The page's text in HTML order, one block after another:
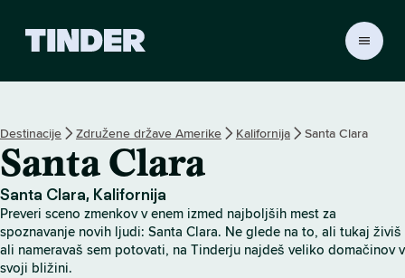
r
D
o
m
o
v
Destinacije Združene države Amerike Kalifornija Santa Clara
Santa Clara
Santa Clara, Kalifornija
Preveri sceno zmenkov v enem izmed najboljših mest za
spoznavanje novih ljudi: Santa Clara. Ne glede na to, ali tukaj živiš
ali nameravaš sem potovati, na Tinderju najdeš veliko domačinov v
svoji bližini.